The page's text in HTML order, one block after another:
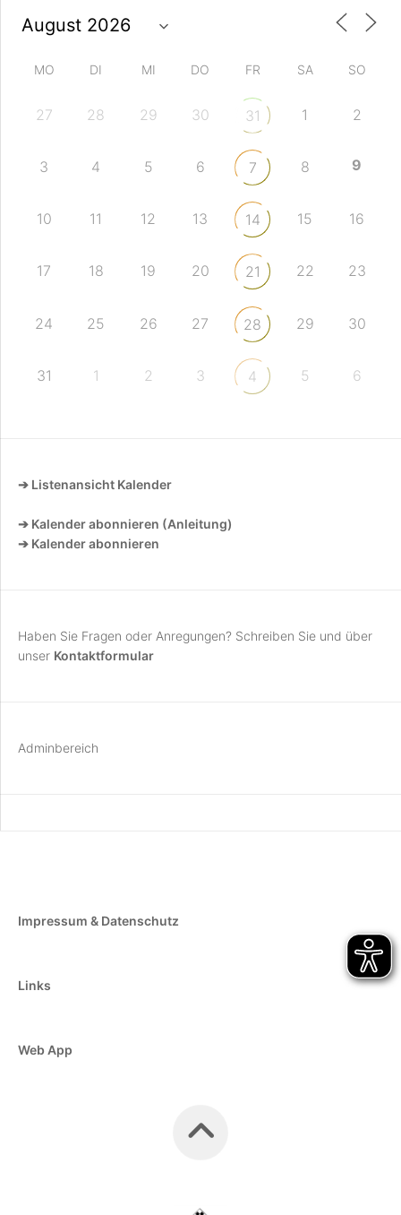
MO DI MI DO FR SA SO
27 28 29 30 31 1 2
3 4 5 6 7 8 9
10 11 12 13 14 15 16
17 18 19 20 21 22 23
24 25 26 27 28 29 30
31 1 2 3 4 5 6
➔ Listenansicht Kalender
➔ Kalender abonnieren (Anleitung)
➔ Kalender abonnieren
Haben Sie Fragen oder Anregungen? Schreiben Sie und über
unser Kontaktformular
Adminbereich
Impressum & Datenschutz
Links
Web App